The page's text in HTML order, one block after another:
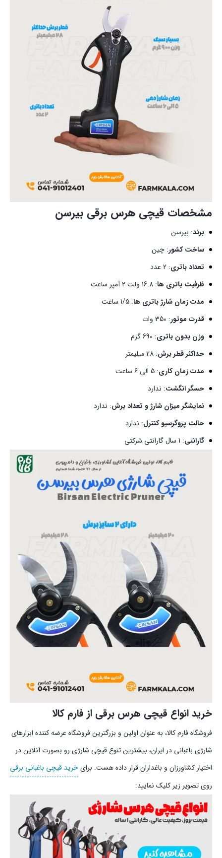
مشخصات قیچی هرس برقی بیرسن
برند: بیرسن
ساخت کشور: چین
تعداد باتری: 2 عدد
ظرفیت باتری ها: 16.8 ولت 2 آمپر ساعت
مدت زمان شارژ باتری ها: 1/5 ساعت
قدرت موتور: 350 وات
وزن بدون باتری: 690 گرم
حداکثر قطر برش: 28 میلیمتر
مدت زمان کاری: 5 الی 6 ساعت
حسگر انگشت: ندارد
نمایشگر میزان شارژ و تعداد برش: ندارد
حالت پروگرسیو کنترل: ندارد
گارانتی: 1 سال گارانتی شرکتی
خرید انواع قیچی هرس برقی از فارم کالا
فروشگاه فارم کالا، به عنوان اولین و بزرگترین فروشگاه عرضه کننده ابزارهای
شارژی باغبانی در ایران، بیشترین تنوع قیچی شارژی رو بصورت آنلاین در
اختیار کشاورزان و باغداران قرار داده‌ هست. برایخرید قیچی باغبانی برقی
روی تصویر زیر کلیک نمایید: